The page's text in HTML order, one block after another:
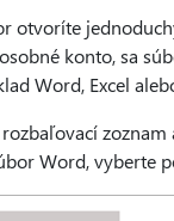
otvoríte
konto, sa
Word, Excel
Word, vyberte